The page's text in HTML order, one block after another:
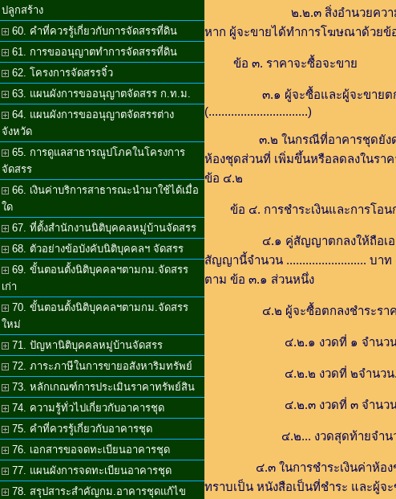
ปลูกสร้าง
60. คำที่ควรรู้เกี่ยวกับการจัดสรรที่ดิน
61. การขออนุญาตทำการจัดสรรที่ดิน
62. โครงการจัดสรรจิ๋ว
63. แผนผังการขออนุญาตจัดสรร ก.ท.ม.
64. แผนผังการขออนุญาตจัดสรรต่าง
จังหวัด
65. การดูแลสาธารณูปโภคในโครงการ
จัดสรร
66. เงินค่าบริการสาธารณะนำมาใช้ได้เมื่อ
ใด
67. ที่ตั้งสำนักงานนิติบุคคลหมู่บ้านจัดสรร
68. ตัวอย่างข้อบังคับนิติบุคคลฯ จัดสรร
69. ขั้นตอนตั้งนิติบุคคลฯตามกม.จัดสรร
เก่า
70. ขั้นตอนตั้งนิติบุคคลฯตามกม.จัดสรร
ใหม่
71. ปัญหานิติบุคคลหมู่บ้านจัดสรร
72. ภาระภาษีในการขายอสังหาริมทรัพย์
73. หลักเกณฑ์การประเมินราคาทรัพย์สิน
74. ความรู้ทั่วไปเกี่ยวกับอาคารชุด
75. คำที่ควรรู้เกี่ยวกับอาคารชุด
76. เอกสารขอจดทะเบียนอาคารชุด
77. แผนผังการจดทะเบียนอาคารชุด
78. สรุปสาระสำคัญกม.อาคารชุดแก้ไข
๒.๒.๓ สิ่งอำนวยความสะดวกต่า
หาก ผู้จะขายได้ทำการโฆษณาด้วย
ข้อ ๓. ราคาจะซื้อจะขาย
๓.๑ ผู้จะซื้อและผู้จะขายตกลงจะซื้
(...............................)
๓.๒ ในกรณีที่อาคารชุดยังดำเนิน
ห้องชุดส่วนที่ เพิ่มขึ้นหรือลดลงในรา
ข้อ ๔.๒
ข้อ ๔. การชำระเงินและการโอน
๔.๑ คู่สัญญาตกลงให้ถือเอาเงินที่ผู้
สัญญานี้จำนวน ......................... บาท
ตาม ข้อ ๓.๑ ส่วนหนึ่ง
๔.๒ ผู้จะซื้อตกลงชำระราคาค่าห้อ
๔.๒.๑ งวดที่ ๑ จำนวน
๔.๒.๒ งวดที่ ๒จำนวน
๔.๒.๓ งวดที่ ๓ จำนวน
๔.๒... งวดสุดท้ายจำนวน
๔.๓ ในการชำระเงินค่าห้องชุด ผู้
ทราบเป็น หนังสือเป็นที่ชำระ และผู้จ